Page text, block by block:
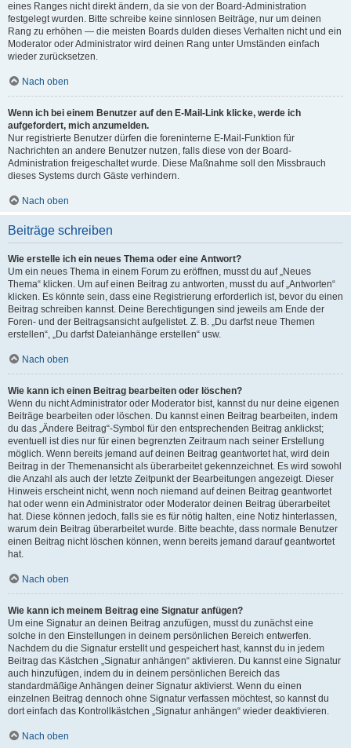
eines Ranges nicht direkt ändern, da sie von der Board-Administration
festgelegt wurden. Bitte schreibe keine sinnlosen Beiträge, nur um deinen
Rang zu erhöhen — die meisten Boards dulden dieses Verhalten nicht und ein
Moderator oder Administrator wird deinen Rang unter Umständen einfach
wieder zurücksetzen.
Nach oben
Wenn ich bei einem Benutzer auf den E-Mail-Link klicke, werde ich
aufgefordert, mich anzumelden.
Nur registrierte Benutzer dürfen die foreninterne E-Mail-Funktion für
Nachrichten an andere Benutzer nutzen, falls diese von der Board-
Administration freigeschaltet wurde. Diese Maßnahme soll den Missbrauch
dieses Systems durch Gäste verhindern.
Nach oben
Beiträge schreiben
Wie erstelle ich ein neues Thema oder eine Antwort?
Um ein neues Thema in einem Forum zu eröffnen, musst du auf „Neues
Thema“ klicken. Um auf einen Beitrag zu antworten, musst du auf „Antworten“
klicken. Es könnte sein, dass eine Registrierung erforderlich ist, bevor du einen
Beitrag schreiben kannst. Deine Berechtigungen sind jeweils am Ende der
Foren- und der Beitragsansicht aufgelistet. Z. B. „Du darfst neue Themen
erstellen“, „Du darfst Dateianhänge erstellen“ usw.
Nach oben
Wie kann ich einen Beitrag bearbeiten oder löschen?
Wenn du nicht Administrator oder Moderator bist, kannst du nur deine eigenen
Beiträge bearbeiten oder löschen. Du kannst einen Beitrag bearbeiten, indem
du das „Ändere Beitrag“-Symbol für den entsprechenden Beitrag anklickst;
eventuell ist dies nur für einen begrenzten Zeitraum nach seiner Erstellung
möglich. Wenn bereits jemand auf deinen Beitrag geantwortet hat, wird dein
Beitrag in der Themenansicht als überarbeitet gekennzeichnet. Es wird sowohl
die Anzahl als auch der letzte Zeitpunkt der Bearbeitungen angezeigt. Dieser
Hinweis erscheint nicht, wenn noch niemand auf deinen Beitrag geantwortet
hat oder wenn ein Administrator oder Moderator deinen Beitrag überarbeitet
hat. Diese können jedoch, falls sie es für nötig halten, eine Notiz hinterlassen,
warum dein Beitrag überarbeitet wurde. Bitte beachte, dass normale Benutzer
einen Beitrag nicht löschen können, wenn bereits jemand darauf geantwortet
hat.
Nach oben
Wie kann ich meinem Beitrag eine Signatur anfügen?
Um eine Signatur an deinen Beitrag anzufügen, musst du zunächst eine
solche in den Einstellungen in deinem persönlichen Bereich entwerfen.
Nachdem du die Signatur erstellt und gespeichert hast, kannst du in jedem
Beitrag das Kästchen „Signatur anhängen“ aktivieren. Du kannst eine Signatur
auch hinzufügen, indem du in deinem persönlichen Bereich das
standardmäßige Anhängen deiner Signatur aktivierst. Wenn du einen
einzelnen Beitrag dennoch ohne Signatur verfassen möchtest, so kannst du
dort einfach das Kontrollkästchen „Signatur anhängen“ wieder deaktivieren.
Nach oben